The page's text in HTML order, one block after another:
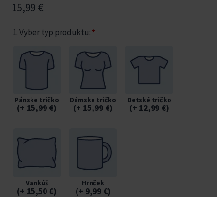
15,99 €
1. Vyber typ produktu:*
Pánske tričko
(+ 15,99 €)
Dámske tričko
(+ 15,99 €)
Detské tričko
(+ 12,99 €)
Vankúš
(+ 15,50 €)
Hrnček
(+ 9,99 €)